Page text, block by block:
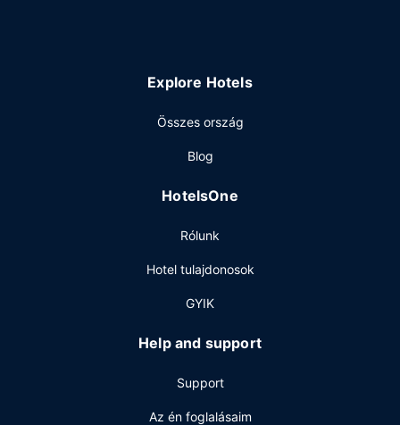
Próbáld ki a helyi étterem ajánlatát vagy vendégház
rendelkezésre álló szobaszerviz. Az Ön kényelme
reggeli naponta 7:30 és 10:00 között.
24 órában nyitva tartó recepció és ruhatisztító
létesítmények is igénybe vehető. Az autóval érkező
Explore Hotels
Összes ország
Blog
HotelsOne
Rólunk
Hotel tulajdonosok
GYIK
Help and support
Support
Az én foglalásaim